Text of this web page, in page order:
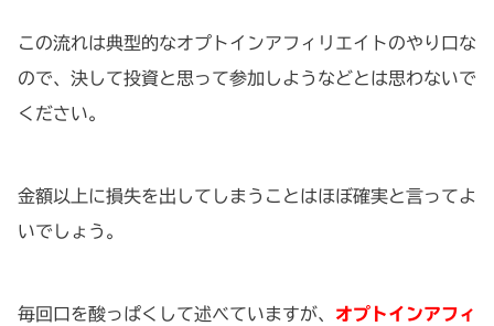
この流れは典型的なオプトインアフィリエイトのやり口な
ので、決して投資と思って参加しようなどとは思わないで
ください。
金額以上に損失を出してしまうことはほぼ確実と言ってよ
いでしょう。
毎回口を酸っぱくして述べていますが、 オプトインアフィ